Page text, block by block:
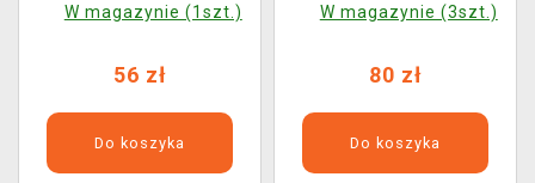
ENG
W magazynie (1szt.)
56 zł
Do koszyka
ENG
W magazynie (3szt.)
80 zł
Do koszyka